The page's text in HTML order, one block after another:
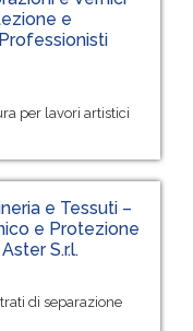
e
per lavori artistici
e Tessuti –
e Protezione
S.r.l.
di separazione